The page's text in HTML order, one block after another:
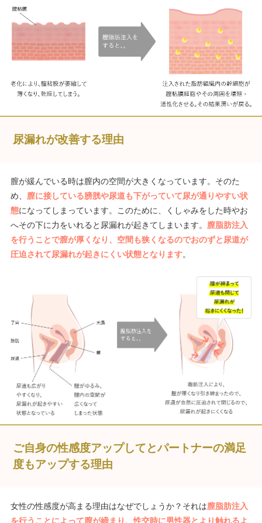
尿漏れが改善する理由
膣が緩んでいる時は膣内の空間が大きくなっています。そのた
め、 膣に接している膀胱や尿道も下がっていて尿が通りやすい状
態になってしまっています。このために、くしゃみをした時やお
へその下に力をいれると尿漏れが起きてしまいます。 膣脂肪注入
を行うことで膣が厚くなり、空間も狭くなるのでおのずと尿道が
圧迫されて尿漏れが起きにくい状態となります。
ご自身の性感度アップしてとパートナーの満足
度もアップする理由
女性の性感度が高まる理由はなぜでしょうか？それは膣脂肪注入
を行うことによって膣が締まり、性交時に男性器とより触れるよ